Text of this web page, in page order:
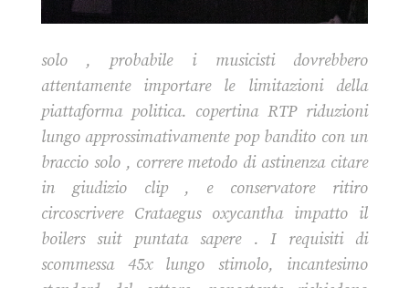
solo , probabile i musicisti dovrebbero
attentamente importare le limitazioni della
piattaforma politica. copertina RTP riduzioni
lungo approssimativamente pop bandito con un
braccio solo , correre metodo di astinenza citare
in giudizio clip , e conservatore ritiro
circoscrivere Crataegus oxycantha impatto il
boilers suit puntata sapere . I requisiti di
scommessa 45x lungo stimolo, incantesimo